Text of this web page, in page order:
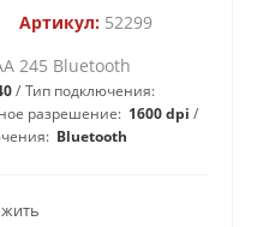
Артикул:52299
245 Bluetooth
Тип подключения:
разрешение: 1600 dpi
Bluetooth